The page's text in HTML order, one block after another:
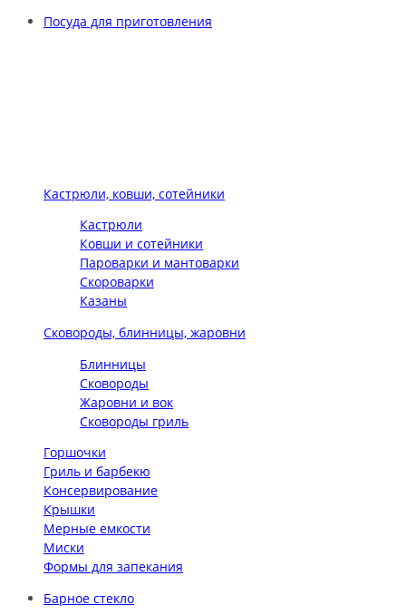
Посуда для приготовления
Кастрюли, ковши, сотейники
Кастрюли
Ковши и сотейники
Пароварки и мантоварки
Скороварки
Казаны
Сковороды, блинницы, жаровни
Блинницы
Сковороды
Жаровни и вок
Сковороды гриль
Горшочки
Гриль и барбекю
Консервирование
Крышки
Мерные емкости
Миски
Формы для запекания
Барное стекло